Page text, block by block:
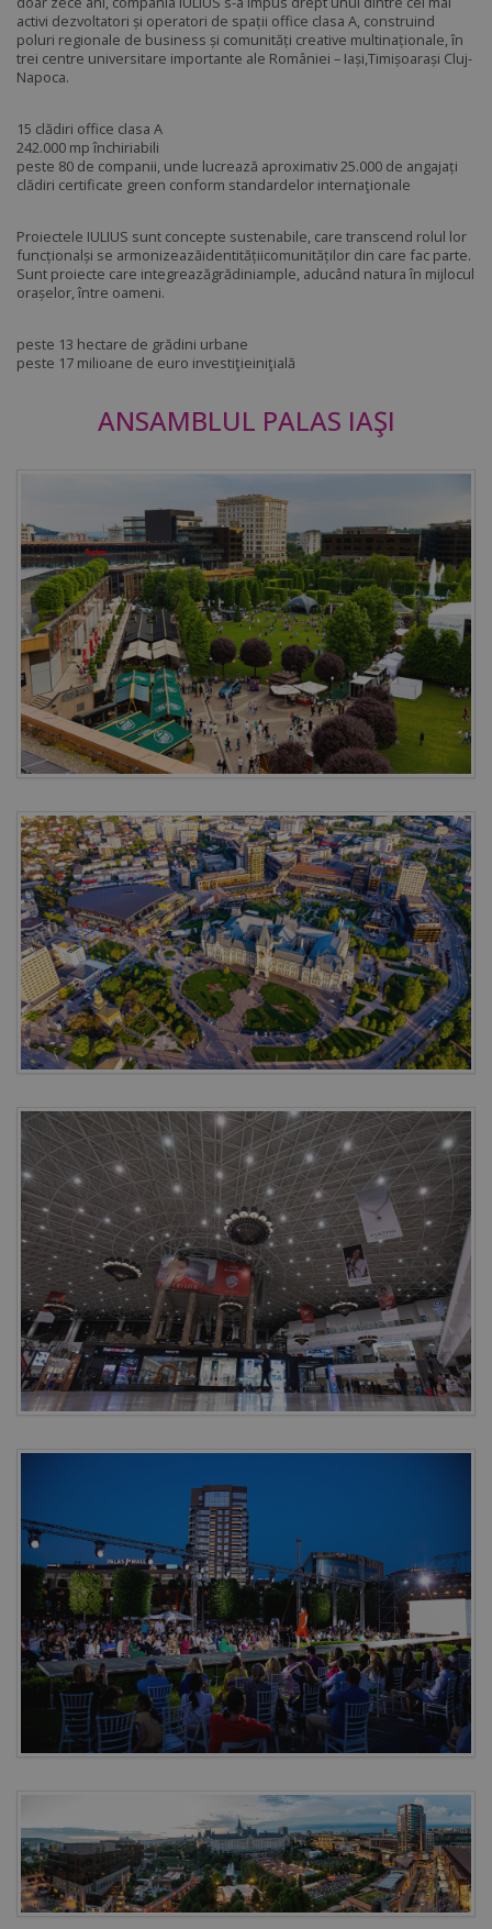
activi dezvoltatori și operatori de spații office clasa A, construind
poluri regionale de business și comunități creative multinaționale, în
trei centre universitare importante ale României – Iași,Timișoarași Cluj-
Napoca.
15 clădiri office clasa A
242.000 mp închiriabili
peste 80 de companii, unde lucrează aproximativ 25.000 de angajați
clădiri certificate green conform standardelor internaţionale
Proiectele IULIUS sunt concepte sustenabile, care transcend rolul lor
funcționalși se armonizeazăidentitățiicomunităților din care fac parte.
Sunt proiecte care integreazăgrădiniample, aducând natura în mijlocul
orașelor, între oameni.
peste 13 hectare de grădini urbane
peste 17 milioane de euro investiţieiniţială
ANSAMBLUL PALAS IAŞI